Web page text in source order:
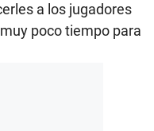
a los jugadores
poco tiempo para